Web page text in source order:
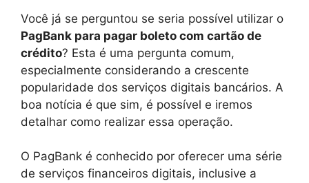
Você já se perguntou se seria possível utilizar o
PagBank para pagar boleto com cartão de
crédito? Esta é uma pergunta comum,
especialmente considerando a crescente
popularidade dos serviços digitais bancários. A
boa notícia é que sim, é possível e iremos
detalhar como realizar essa operação.
O PagBank é conhecido por oferecer uma série
de serviços financeiros digitais, inclusive a